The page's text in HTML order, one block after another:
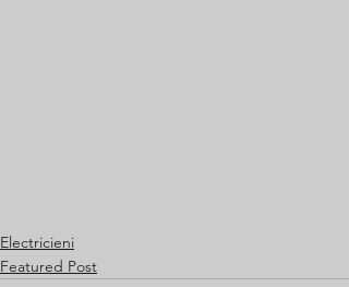
Electricieni
Featured Post